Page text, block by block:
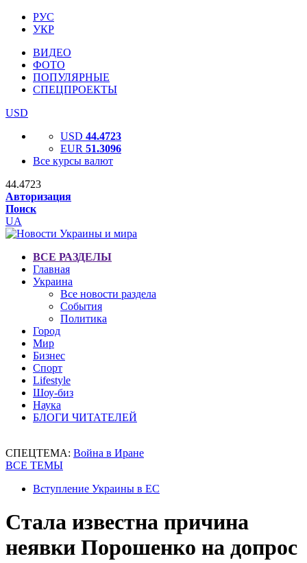
РУС
УКР
ВИДЕО
ФОТО
ПОПУЛЯРНЫЕ
СПЕЦПРОЕКТЫ
USD
USD 44.4723
EUR 51.3096
Все курсы валют
44.4723
Авторизация
Поиск
UA
ВСЕ РАЗДЕЛЫ
Главная
Украина
Все новости раздела
События
Политика
Город
Мир
Бизнес
Спорт
Lifestyle
Шоу-биз
Наука
БЛОГИ ЧИТАТЕЛЕЙ
СПЕЦТЕМА: Война в Иране
ВСЕ ТЕМЫ
Вступление Украины в ЕС
Стала известна причина
неявки Порошенко на допрос